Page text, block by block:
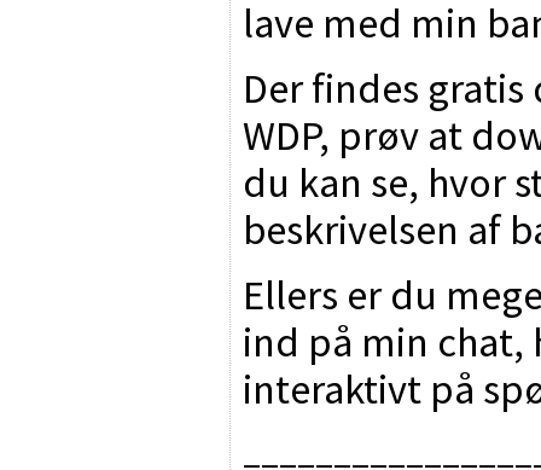
lave med min
Der findes
WDP, prøv at
du kan se, hvor
beskrivelsen af
Ellers er du
ind på min chat,
interaktivt på